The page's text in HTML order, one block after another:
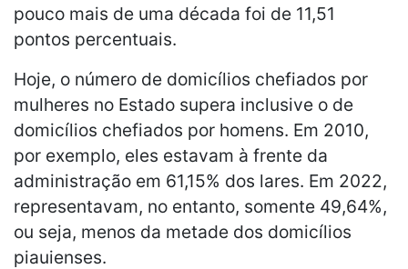
pouco mais de uma década foi de 11,51
pontos percentuais.
Hoje, o número de domicílios chefiados por
mulheres no Estado supera inclusive o de
domicílios chefiados por homens. Em 2010,
por exemplo, eles estavam à frente da
administração em 61,15% dos lares. Em 2022,
representavam, no entanto, somente 49,64%,
ou seja, menos da metade dos domicílios
piauienses.